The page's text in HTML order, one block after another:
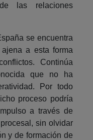
las relaciones
se encuentra
a esta forma
Continúa
que no ha
Por todo
proceso podría
a través de
sin olvidar
y de formación de